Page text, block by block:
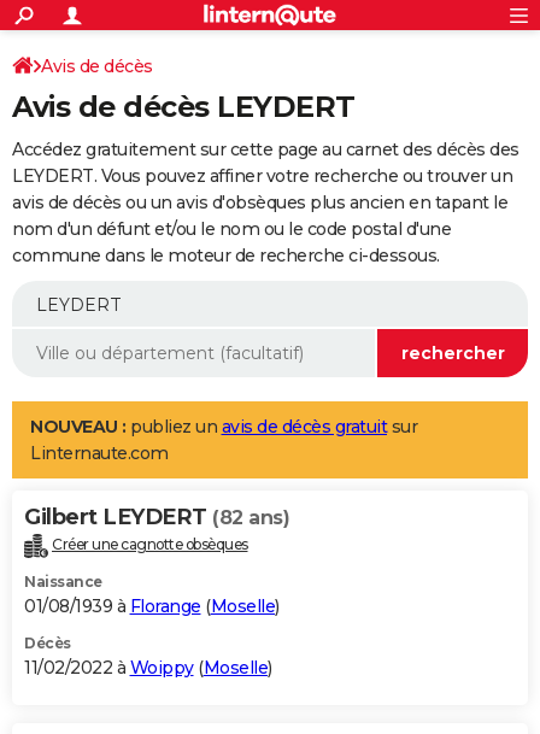
ACTUALITÉS
Politique
Société
Faits Divers
Education
Monde
Villes
+
SPORT
Coupe du monde 2026
Football
Tennis
Cyclisme
Rugby
Forum
Programme TV
TNTStreaming
Cinéma
Sorties cinéma
Musique
+FINANCE
Retraite
Epargne
Immobilier
Risques naturels par ville
Banque
Assurance
AUTO
Essais
Réserver un essai
Citadines
Berlines
SUV
Forum auto
+
Mobiles
Meilleur smartphone
Internet
Ordinateurs
Jeux vidéo
Guide high-tech
Aménagement intérieur
LIFESTYLE
Art de vivre
Bien-être
Loisirs
Mode
Modes de vie
Alimentation
Guide de la santé
Maladies
Médicaments
Sommeil
VOYAGE
Destinations
City break
Voyage nature
Voyage de noces
Forum
Climat
+PHOTO
GUIDES D'ACHAT
BONS PLANS
Avis de décès
Avis de décès LEYDERT
Accédez gratuitement sur cette page au carnet des décès des
LEYDERT. Vous pouvez affiner votre recherche ou trouver un
avis de décès ou un avis d'obsèques plus ancien en tapant le
nom d'un défunt et/ou le nom ou le code postal d'une
commune dans le moteur de recherche ci-dessous.
NOUVEAU : publiez un avis de décès gratuitsur
Linternaute.com
Gilbert LEYDERT (82 ans)
Créer une cagnotte obsèques
Naissance
01/08/1939 à Florange (Moselle)
Décès
11/02/2022 à Woippy(Moselle)